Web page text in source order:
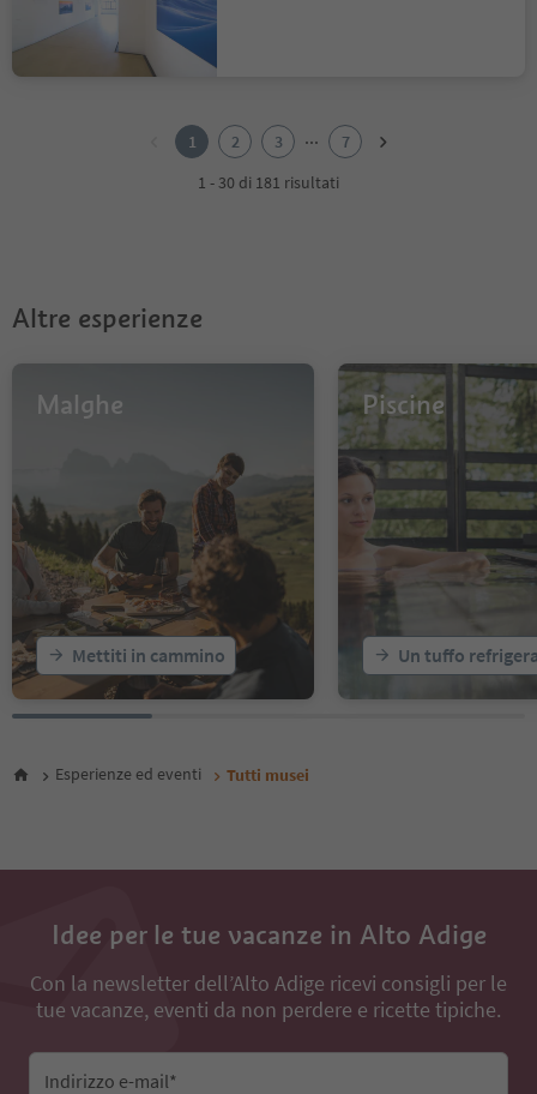
1 2 3 ...
7
1 - 30 di 181 risultati
Altre esperienze
Malghe
Mettiti in cammino
Piscine
Un tuffo
Esperienze ed eventi Tutti musei
Idee per le tue vacanze in Alto Adige
Con la newsletter dell’Alto Adige ricevi consigli per le
tue vacanze, eventi da non perdere e ricette tipiche.
Indirizzo e-mail*